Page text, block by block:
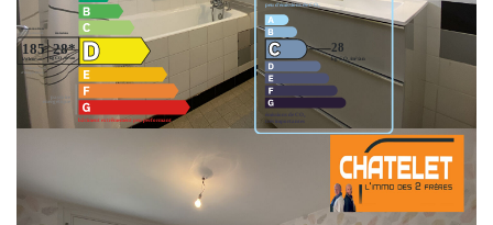
Montant estimé des dépenses annuelles d'énergie pour un usage standard
entre 770€ et 1100€. Pour la date de référence 01/01/2021.